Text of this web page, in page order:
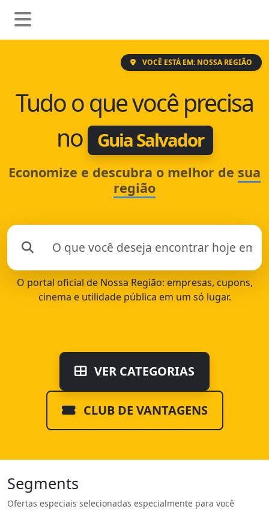
VOCÊ ESTÁ EM: NOSSA REGIÃO
Tudo o que você precisa
no
Guia Salvador
Economize e descubra o melhor de sua
região
O portal oficial de Nossa Região: empresas, cupons,
cinema e utilidade pública em um só lugar.
VER CATEGORIAS
CLUB DE VANTAGENS
Segments
Ofertas especiais selecionadas especialmente para você